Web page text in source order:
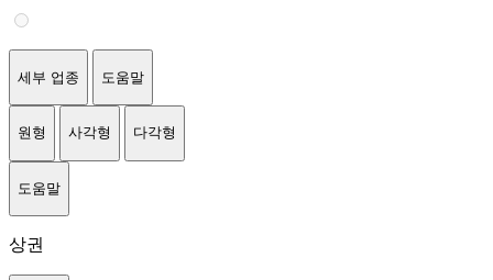
세부 업종 도움말
원형 사각형 다각형
도움말
상권